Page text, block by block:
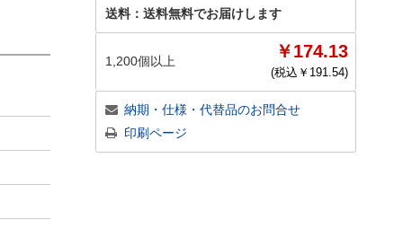
送料： 送料無料でお届けします
1,200個以上 ￥174.13
(税込￥ 191.54)
納期・仕様・代替品のお問合せ
印刷ページ